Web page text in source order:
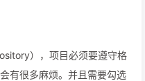
），项目必须要遵守格
有很多麻烦。并且需要勾选